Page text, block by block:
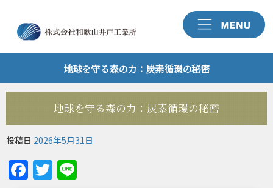
地球を守る森の力：炭素循環の秘密
地球を守る森の力：炭素循環の秘密
投稿日 2026年5月31日
Facebook
Twitter